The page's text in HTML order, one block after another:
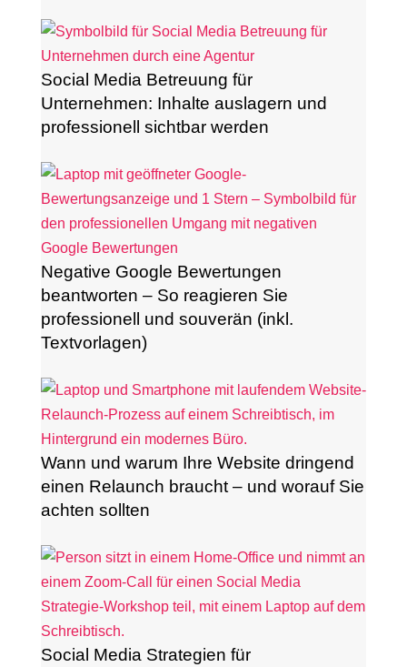
Social Media Betreuung für
Unternehmen: Inhalte auslagern und
professionell sichtbar werden
Negative Google Bewertungen
beantworten – So reagieren Sie
professionell und souverän (inkl.
Textvorlagen)
Wann und warum Ihre Website dringend
einen Relaunch braucht – und worauf Sie
achten sollten
Social Media Strategien für